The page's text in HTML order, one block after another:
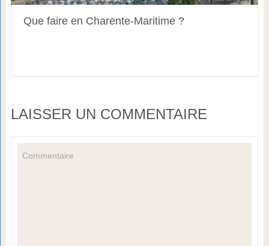
Que faire en Charente-Maritime ?
LAISSER UN COMMENTAIRE